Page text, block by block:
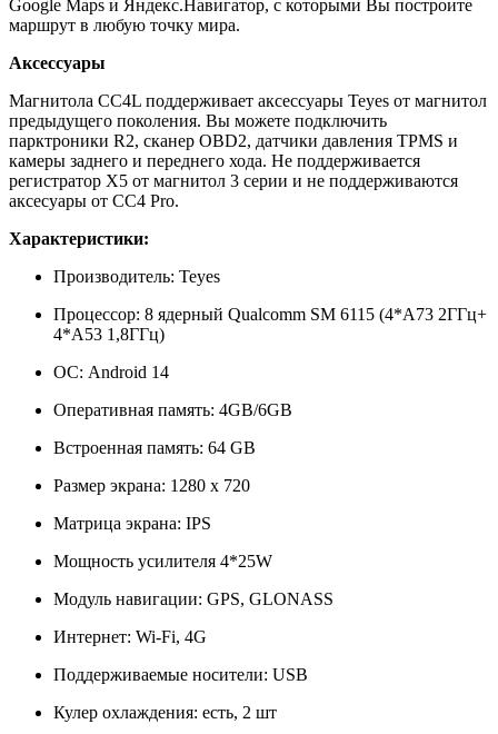
Google Maps и Яндекс.Навигатор, с которыми Вы построите
маршрут в любую точку мира.
Аксессуары
Магнитола CC4L поддерживает аксессуары Teyes от магнитол
предыдущего поколения. Вы можете подключить
парктроники R2, сканер OBD2, датчики давления TPMS и
камеры заднего и переднего хода. Не поддерживается
регистратор X5 от магнитол 3 серии и не поддерживаются
аксеcуары от CC4 Pro.
Характеристики:
Производитель: Teyes
Процессор: 8 ядерный Qualcomm SM 6115 (4*A73 2ГГц+
4*A53 1,8ГГц)
ОС: Android 14
Оперативная память: 4GB/6GB
Встроенная память: 64 GB
Размер экрана: 1280 х 720
Матрица экрана: IPS
Мощность усилителя 4*25W
Модуль навигации: GPS, GLONASS
Интернет: Wi-Fi, 4G
Поддерживаемые носители: USB
Кулер охлаждения: есть, 2 шт